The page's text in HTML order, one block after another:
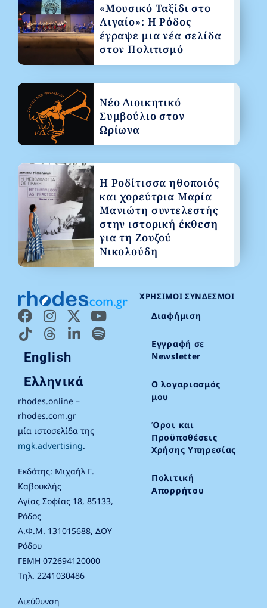
English
Ελληνικά
rhodes.online –
rhodes.com.gr
μία ιστοσελίδα της
mgk.advertising.
Εκδότης: Μιχαήλ Γ.
Καβουκλής
Αγίας Σοφίας 18, 85133,
Ρόδος
Α.Φ.Μ. 131015688, ΔΟΥ
Ρόδου
ΓΕΜΗ 072694120000
Τηλ. 2241030486
Διεύθυνση
ΧΡΉΣΙΜΟΙ ΣΎΝΔΕΣΜΟΙ
Διαφήμιση
Εγγραφή σε
Newsletter
Ο λογαριασμός
μου
Όροι και
Προϋποθέσεις
Χρήσης Υπηρεσίας
Πολιτική
Απορρήτου
«Μουσικό Ταξίδι στο
Αιγαίο»: Η Ρόδος
έγραψε μια νέα σελίδα
στον Πολιτισμό
Νέο Διοικητικό
Συμβούλιο στον
Ωρίωνα
Η Ροδίτισσα ηθοποιός
και χορεύτρια Μαρία
Μανιώτη συντελεστής
στην ιστορική έκθεση
για τη Ζουζού
Νικολούδη